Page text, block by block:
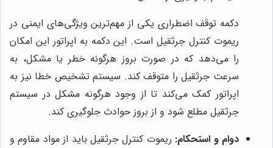
دکمه توقف اضطراری یکی از مهم‌ترین ویژگی‌های ایمنی در
ریموت کنترل جرثقیل است. این دکمه به اپراتور این امکان
را می‌دهد که در صورت بروز هرگونه خطر یا مشکل، به
سرعت جرثقیل را متوقف کند. سیستم تشخیص خطا نیز به
اپراتور کمک می‌کند تا از وجود هرگونه مشکل در سیستم
جرثقیل مطلع شود و از بروز حوادث جلوگیری کند.
دوام و استحکام: ریموت کنترل جرثقیل باید از مواد مقاوم و